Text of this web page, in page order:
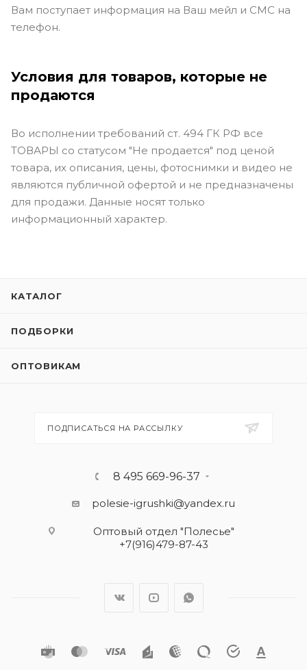
Вам поступает информация на Ваш мейл и СМС на
телефон.
Условия для товаров, которые не
продаются
Во исполнении требований ст. 494 ГК РФ все
ТОВАРЫ со статусом "Не продается" под ценой
товара, их описания, цены, фотоснимки и видео не
являются публичной офертой и не предназначены
для продажи. Данные носят только
информационный характер.
КАТАЛОГ
ПОДБОРКИ
ОПТОВИКАМ
ПОДПИСАТЬСЯ НА РАССЫЛКУ
8 495 669-96-37
polesie-igrushki@yandex.ru
Оптовый отдел "Полесье"
+7(916)479-87-43